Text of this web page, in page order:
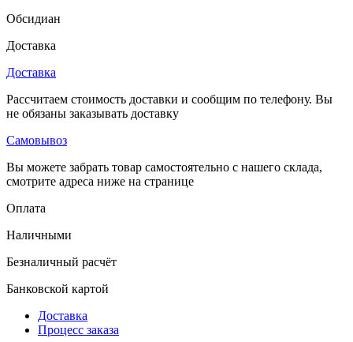
Обсидиан
Доставка
Доставка
Рассчитаем стоимость доставки и сообщим по телефону. Вы
не обязаны заказывать доставку
Самовывоз
Вы можете забрать товар самостоятельно с нашего склада,
смотрите адреса ниже на странице
Оплата
Наличными
Безналичный расчёт
Банковской картой
Доставка
Процесс заказа